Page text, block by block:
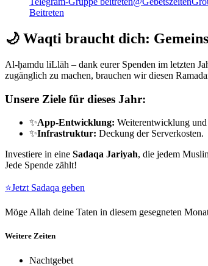
Beitreten
🌙 Waqti braucht dich:
Al-ḥamdu liLlāh – dank eurer Spenden im letzten
zugänglich zu machen, brauchen wir diesen
Unsere Ziele für dieses Jahr:
✨App-Entwicklung: Weiterentwicklung
✨Infrastruktur: Deckung der Serverkosten.
Investiere in eine Sadaqa Jariyah, die jedem
Jede Spende zählt!
⭐Jetzt Sadaqa geben
Möge Allah deine Taten in diesem gesegneten
Weitere Zeiten
Nachtgebet